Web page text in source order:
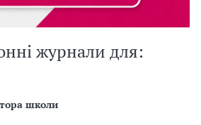
журнали для:
школи